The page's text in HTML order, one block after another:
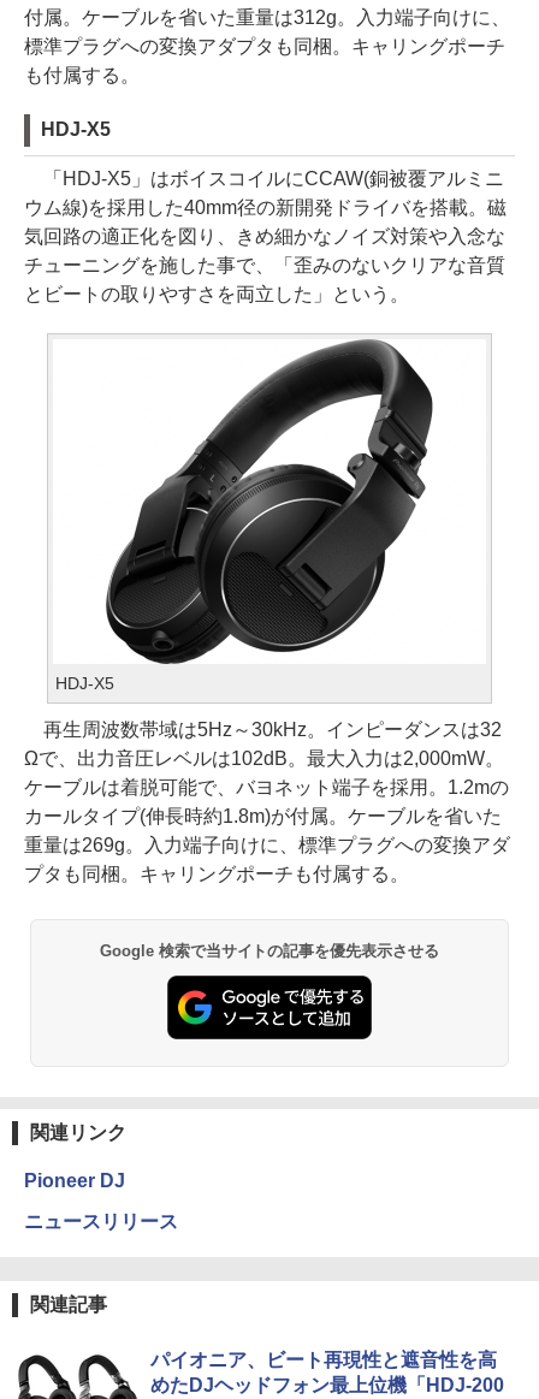
付属。ケーブルを省いた重量は312g。入力端子向けに、
標準プラグへの変換アダプタも同梱。キャリングポーチ
も付属する。
HDJ-X5
「HDJ-X5」はボイスコイルにCCAW(銅被覆アルミニ
ウム線)を採用した40mm径の新開発ドライバを搭載。磁
気回路の適正化を図り、きめ細かなノイズ対策や入念な
チューニングを施した事で、「歪みのないクリアな音質
とビートの取りやすさを両立した」という。
HDJ-X5
再生周波数帯域は5Hz～30kHz。インピーダンスは32
Ωで、出力音圧レベルは102dB。最大入力は2,000mW。
ケーブルは着脱可能で、バヨネット端子を採用。1.2mの
カールタイプ(伸長時約1.8m)が付属。ケーブルを省いた
重量は269g。入力端子向けに、標準プラグへの変換アダ
プタも同梱。キャリングポーチも付属する。
Google 検索で当サイトの記事を優先表示させる
関連リンク
Pioneer DJ
ニュースリリース
関連記事
パイオニア、ビート再現性と遮音性を高
めたDJヘッドフォン最上位機「HDJ-200